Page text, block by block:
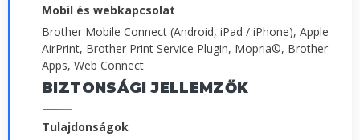
Mobil és webkapcsolat
Brother Mobile Connect (Android, iPad / iPhone), Apple
AirPrint, Brother Print Service Plugin, Mopria©, Brother
Apps, Web Connect
BIZTONSÁGI JELLEMZŐK
Tulajdonságok